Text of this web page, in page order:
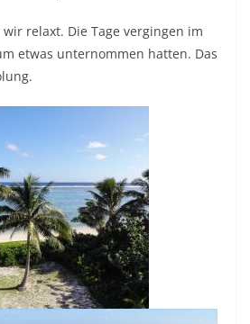
relaxt. Die Tage vergingen im
etwas unternommen hatten. Das